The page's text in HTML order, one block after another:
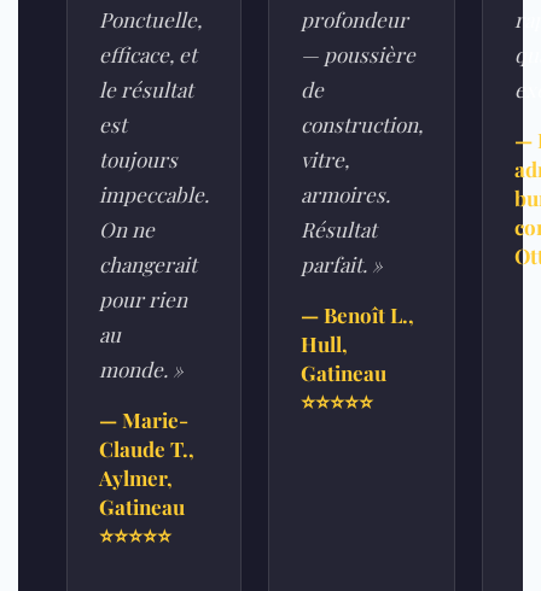
Ponctuelle,
efficace, et
le résultat
est
toujours
impeccable.
On ne
changerait
pour rien
au
monde. »
— Marie-
Claude T.,
Aylmer,
Gatineau
⭐⭐⭐⭐⭐
profondeur
— poussière
de
construction,
vitre,
armoires.
Résultat
parfait. »
— Benoît L.,
Hull,
Gatineau
⭐⭐⭐⭐⭐
—